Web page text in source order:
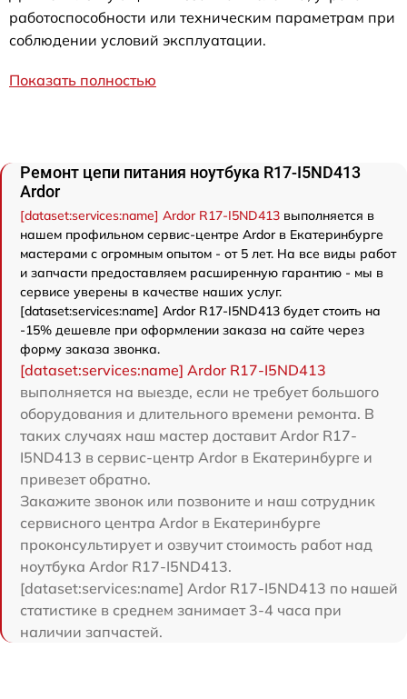
работоспособности или техническим параметрам при
соблюдении условий эксплуатации.
Показать полностью
Ремонт цепи питания ноутбука R17-I5ND413
Ardor
[dataset:services:name] Ardor R17-I5ND413 выполняется в
нашем профильном сервис-центре Ardor в Екатеринбурге
мастерами с огромным опытом - от 5 лет. На все виды работ
и запчасти предоставляем расширенную гарантию - мы в
сервисе уверены в качестве наших услуг.
[dataset:services:name] Ardor R17-I5ND413 будет стоить на
-15% дешевле при оформлении заказа на сайте через
форму заказа звонка.
[dataset:services:name] Ardor R17-I5ND413
выполняется на выезде, если не требует большого
оборудования и длительного времени ремонта. В
таких случаях наш мастер доставит Ardor R17-
I5ND413 в сервис-центр Ardor в Екатеринбурге и
привезет обратно.
Закажите звонок или позвоните и наш сотрудник
сервисного центра Ardor в Екатеринбурге
проконсультирует и озвучит стоимость работ над
ноутбука Ardor R17-I5ND413.
[dataset:services:name] Ardor R17-I5ND413 по нашей
статистике в среднем занимает 3-4 часа при
наличии запчастей.